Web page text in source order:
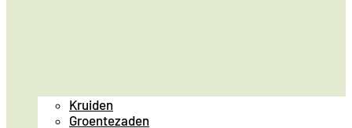
Kruiden
Groentezaden